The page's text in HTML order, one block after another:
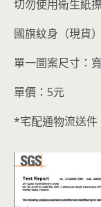
切勿使用衛生紙
國旗紋身（現貨）
單一圖案尺寸：
單價：5元
*宅配通物流送件